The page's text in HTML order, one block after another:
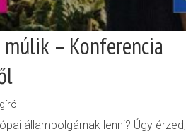
– Konferencia
állampolgárnak lenni? Úgy érzed,